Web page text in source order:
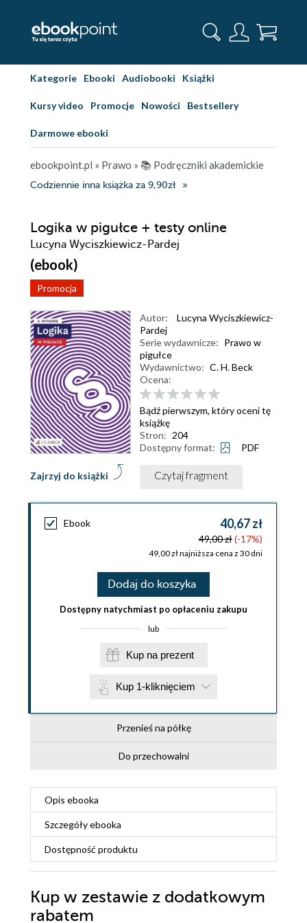
Kategorie Ebooki Audiobooki Książki
Kursy video Promocje Nowości Bestsellery
Darmowe ebooki
ebookpoint.pl » Prawo » 📚 Podręczniki akademickie
Codziennie inna książka za 9,90zł
Logika w pigułce + testy online
Lucyna Wyciszkiewicz-Pardej
(ebook)
Promocja
Zajrzyj do książki
Autor:
Lucyna Wyciszkiewicz-
Pardej
Serie wydawnicze: Prawo w
pigułce
Wydawnictwo: C. H. Beck
Ocena:
Bądź pierwszym, który oceni tę
książkę
Stron: 204
Dostępny format:
PDF
Czytaj fragment
Ebook 40,67 zł
49,00 zł(-17%)
49,00 zł najniższa cena z 30 dni
Dodaj do koszyka
Dostępny natychmiast po opłaceniu zakupu
lub
Kup na prezent
Kup 1-kliknięciem
Przenieś na półkę
Do przechowalni
Opis ebooka
Szczegółyebooka
Dostępność produktu
Kup w zestawie z dodatkowym
rabatem